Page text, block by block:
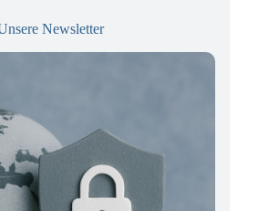
Newsletter